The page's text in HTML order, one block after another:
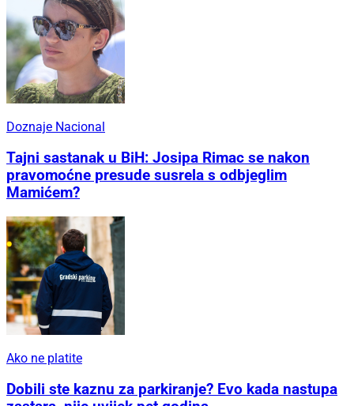
Doznaje Nacional
Tajni sastanak u BiH: Josipa Rimac se nakon
pravomoćne presude susrela s odbjeglim
Mamićem?
Ako ne platite
Dobili ste kaznu za parkiranje? Evo kada nastupa